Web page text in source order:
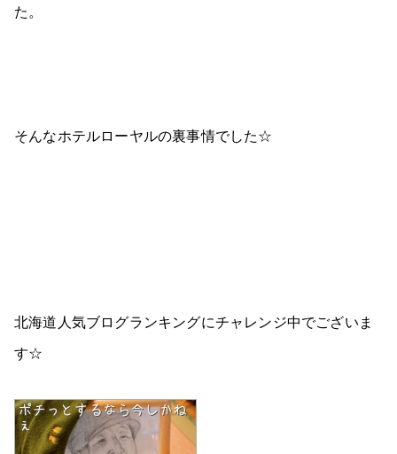
た。
そんなホテルローヤルの裏事情でした☆
北海道人気ブログランキングにチャレンジ中でございま
す☆